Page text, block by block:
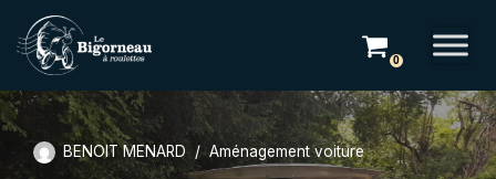
Aller
au
contenu
0
BENOIT MENARD Aménagement voiture